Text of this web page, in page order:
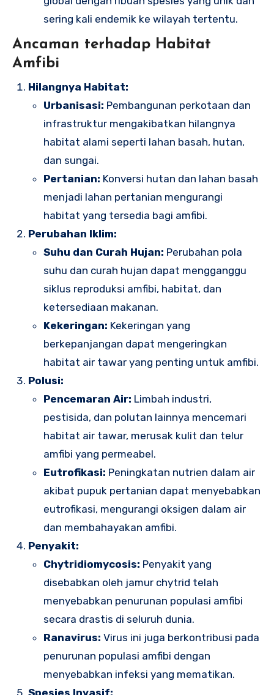
sering kali endemik ke wilayah tertentu.
Ancaman terhadap Habitat
Amfibi
Hilangnya Habitat:
Urbanisasi: Pembangunan perkotaan dan
infrastruktur mengakibatkan hilangnya
habitat alami seperti lahan basah, hutan,
dan sungai.
Pertanian: Konversi hutan dan lahan basah
menjadi lahan pertanian mengurangi
habitat yang tersedia bagi amfibi.
Perubahan Iklim:
Suhu dan Curah Hujan: Perubahan pola
suhu dan curah hujan dapat mengganggu
siklus reproduksi amfibi, habitat, dan
ketersediaan makanan.
Kekeringan: Kekeringan yang
berkepanjangan dapat mengeringkan
habitat air tawar yang penting untuk amfibi.
Polusi:
Pencemaran Air: Limbah industri,
pestisida, dan polutan lainnya mencemari
habitat air tawar, merusak kulit dan telur
amfibi yang permeabel.
Eutrofikasi: Peningkatan nutrien dalam air
akibat pupuk pertanian dapat menyebabkan
eutrofikasi, mengurangi oksigen dalam air
dan membahayakan amfibi.
Penyakit:
Chytridiomycosis: Penyakit yang
disebabkan oleh jamur chytrid telah
menyebabkan penurunan populasi amfibi
secara drastis di seluruh dunia.
Ranavirus: Virus ini juga berkontribusi pada
penurunan populasi amfibi dengan
menyebabkan infeksi yang mematikan.
Spesies Invasif: